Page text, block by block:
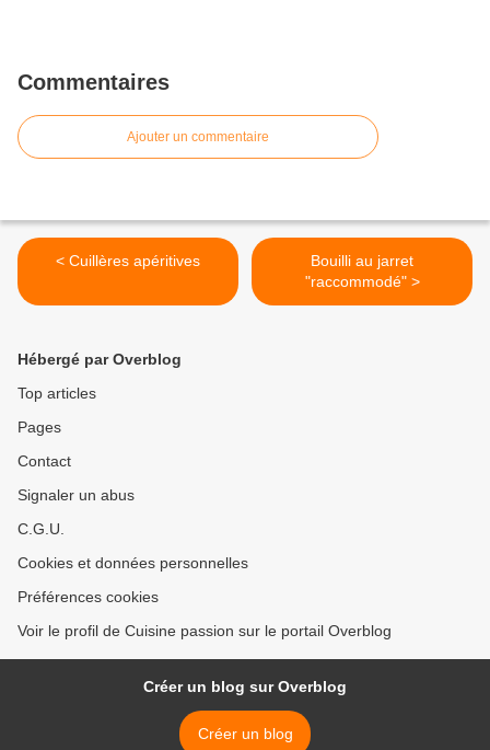
Commentaires
Ajouter un commentaire
< Cuillères apéritives
Bouilli au jarret
"raccommodé" >
Hébergé par Overblog
Top articles
Pages
Contact
Signaler un abus
C.G.U.
Cookies et données personnelles
Préférences cookies
Voir le profil de Cuisine passion sur le portail Overblog
Créer un blog sur Overblog
Créer un blog